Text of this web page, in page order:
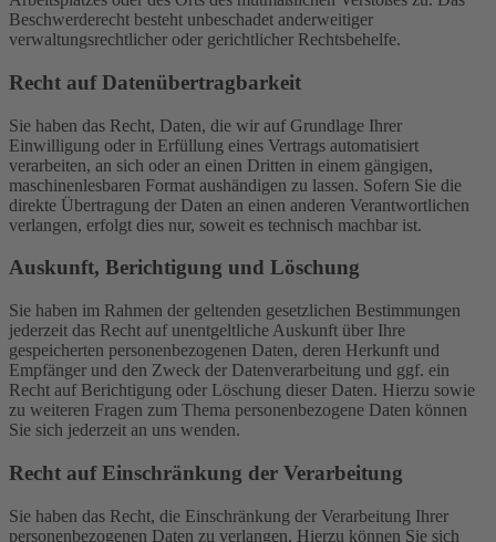
Beschwerderecht besteht unbeschadet anderweitiger
verwaltungsrechtlicher oder gerichtlicher Rechtsbehelfe.
Recht auf Daten­übertrag­barkeit
Sie haben das Recht, Daten, die wir auf Grundlage Ihrer
Einwilligung oder in Erfüllung eines Vertrags automatisiert
verarbeiten, an sich oder an einen Dritten in einem gängigen,
maschinenlesbaren Format aushändigen zu lassen. Sofern Sie die
direkte Übertragung der Daten an einen anderen Verantwortlichen
verlangen, erfolgt dies nur, soweit es technisch machbar ist.
Auskunft, Berichtigung und Löschung
Sie haben im Rahmen der geltenden gesetzlichen Bestimmungen
jederzeit das Recht auf unentgeltliche Auskunft über Ihre
gespeicherten personenbezogenen Daten, deren Herkunft und
Empfänger und den Zweck der Datenverarbeitung und ggf. ein
Recht auf Berichtigung oder Löschung dieser Daten. Hierzu sowie
zu weiteren Fragen zum Thema personenbezogene Daten können
Sie sich jederzeit an uns wenden.
Recht auf Einschränkung der Verarbeitung
Sie haben das Recht, die Einschränkung der Verarbeitung Ihrer
personenbezogenen Daten zu verlangen. Hierzu können Sie sich